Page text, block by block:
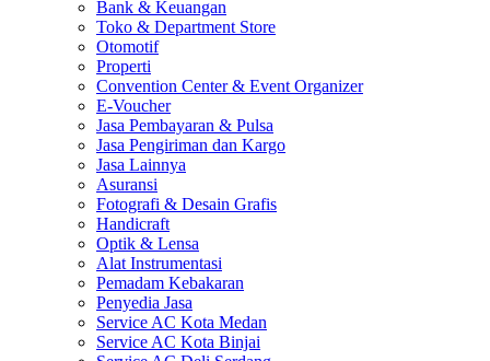
Bank & Keuangan
Toko & Department Store
Otomotif
Properti
Convention Center & Event Organizer
E-Voucher
Jasa Pembayaran & Pulsa
Jasa Pengiriman dan Kargo
Jasa Lainnya
Asuransi
Fotografi & Desain Grafis
Handicraft
Optik & Lensa
Alat Instrumentasi
Pemadam Kebakaran
Penyedia Jasa
Service AC Kota Medan
Service AC Kota Binjai